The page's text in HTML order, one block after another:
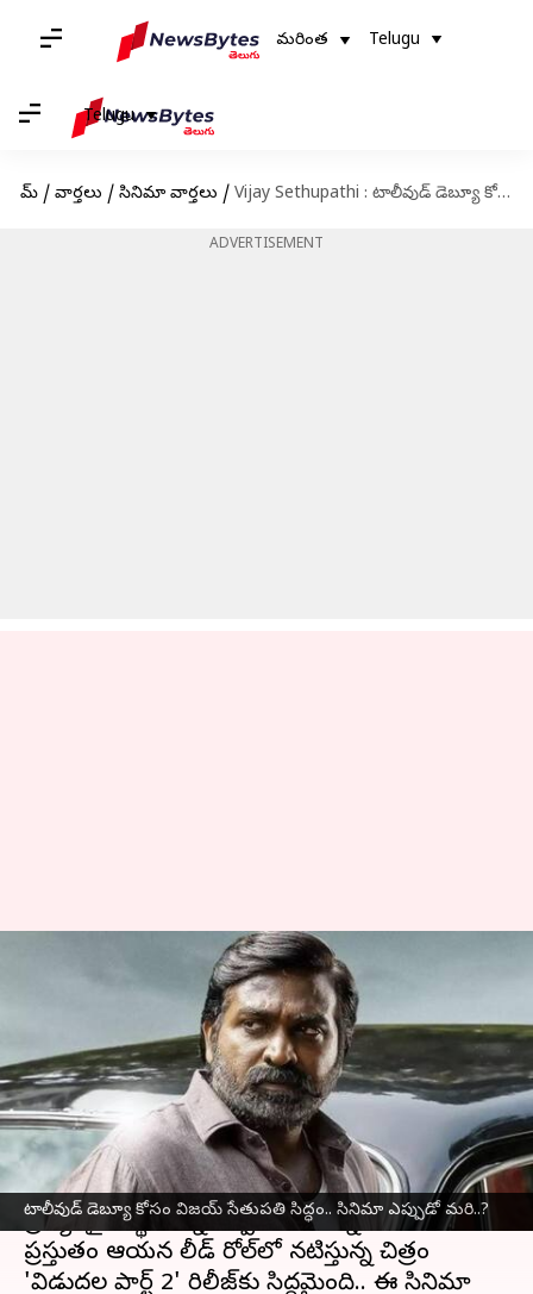
మరింత Telugu
Telugu
హోమ్ / వార్తలు / సినిమా వార్తలు / Vijay Sethupathi : టాలీవుడ్ డెబ్యూ కోసం విజయ్ సేతుపతి సిద్ధం.. సినిమా ఎప్పుడో మరి..?
ADVERTISEMENT
టాలీవుడ్ డెబ్యూ కోసం విజయ్ సేతుపతి సిద్ధం.. సినిమా ఎప్పుడో మరి..?
Vijay Sethupathi : టాలీవుడ్ డెబ్యూ
కోసం విజయ్ సేతుపతి సిద్ధం..
సినిమా ఎప్పుడో మరి..?
వ్రాసిన వారు Jayachandra Akuri Dec 17, 2024 12:53 pm
ఈ వార్తాకథనం ఏంటి
తెలుగు ప్రేక్షకుల్లో విజయ్ సేతుపతి తన కంటూ ఓ
ప్రత్యేకమైన స్థానాన్ని ఏర్పరుచుకున్నారు.
ప్రస్తుతం ఆయన లీడ్ రోల్‌లో నటిస్తున్న చిత్రం
'విడుదల పార్ట్ 2' రిలీజ్‌కు సిద్ధమైంది.. ఈ సినిమా